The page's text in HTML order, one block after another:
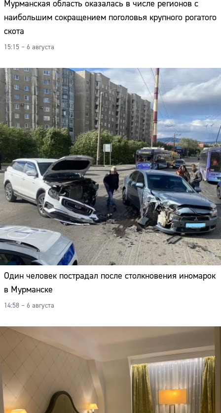
Мурманская область оказалась в числе регионов с
наибольшим сокращением поголовья крупного рогатого
скота
15:15 – 6 августа
Один человек пострадал после столкновения иномарок
в Мурманске
14:58 – 6 августа